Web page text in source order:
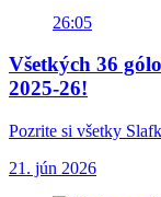
26:05
Všetkých 36
2025-26!
Pozrite si všetky
21. jún 2026